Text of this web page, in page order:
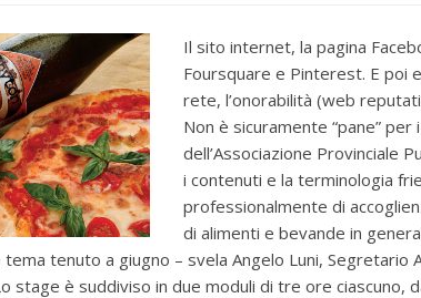
Il sito internet, la pagina
Foursquare e Pinterest. E poi
rete, l’onorabilità (web
Non è sicuramente “pane”
dell’Associazione Provinciale
i contenuti e la terminologia
professionalmente di
di alimenti e bevande in
tenuto a giugno – svela Angelo Luni, Segretario
stage è suddiviso in due moduli di tre ore ciascuno,